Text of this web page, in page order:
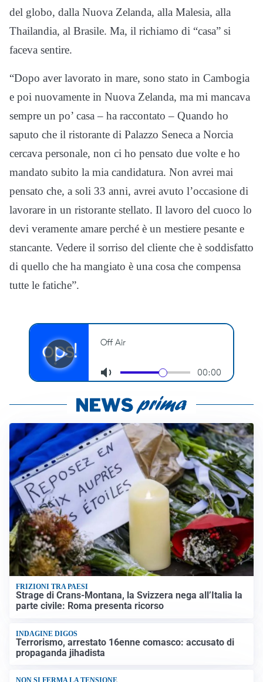
del globo, dalla Nuova Zelanda, alla Malesia, alla
Thailandia, al Brasile. Ma, il richiamo di “casa” si
faceva sentire.
“Dopo aver lavorato in mare, sono stato in Cambogia
e poi nuovamente in Nuova Zelanda, ma mi mancava
sempre un po’ casa – ha raccontato – Quando ho
saputo che il ristorante di Palazzo Seneca a Norcia
cercava personale, non ci ho pensato due volte e ho
mandato subito la mia candidatura. Non avrei mai
pensato che, a soli 33 anni, avrei avuto l’occasione di
lavorare in un ristorante stellato. Il lavoro del cuoco lo
devi veramente amare perché è un mestiere pesante e
stancante. Vedere il sorriso del cliente che è soddisfatto
di quello che ha mangiato è una cosa che compensa
tutte le fatiche”.
FRIZIONI TRA PAESI
Strage di Crans-Montana, la Svizzera nega all’Italia la
parte civile: Roma presenta ricorso
INDAGINE DIGOS
Terrorismo, arrestato 16enne comasco: accusato di
propaganda jihadista